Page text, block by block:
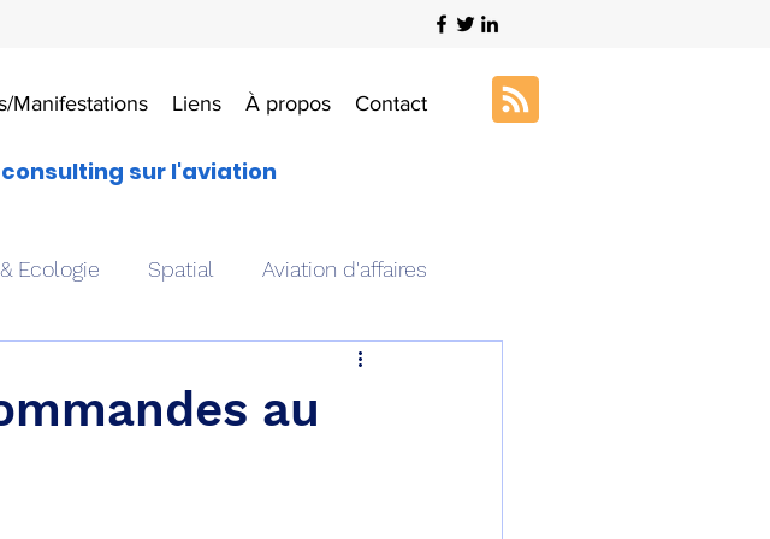
Manifestations Liens À propos Contact
sur l'aviation
Ecologie Spatial Aviation d'affaires
Art & Aviation
au